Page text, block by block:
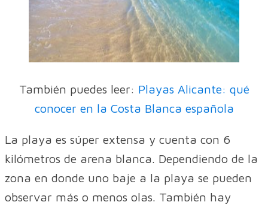
También puedes leer: Playas Alicante: qué
conocer en la Costa Blanca española
La playa es súper extensa y cuenta con 6
kilómetros de arena blanca. Dependiendo de la
zona en donde uno baje a la playa se pueden
observar más o menos olas. También hay